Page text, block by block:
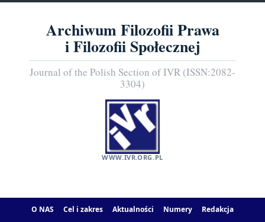
Archiwum Filozofii Prawa
i Filozofii Społecznej
Journal of the Polish Section of IVR (ISSN:2082-
3304)
WWW.IVR.ORG.PL
O NAS Cel i zakres Aktualności Numery Redakcja